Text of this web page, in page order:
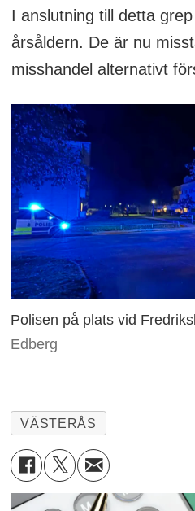
I anslutning till detta
årsåldern. De är nu
misshandel alternativt
Polisen på plats vid
Edberg
VÄSTERÅS